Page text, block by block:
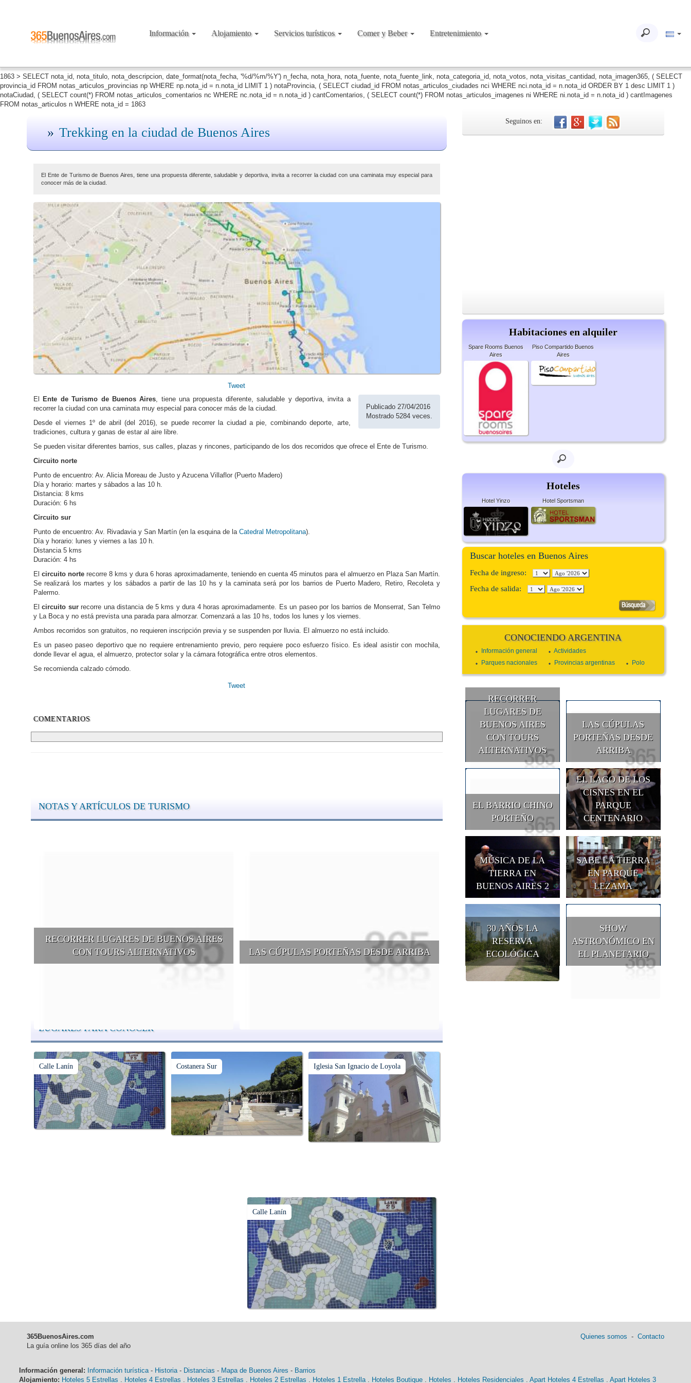
1863 > SELECT nota_id, nota_titulo, nota_descripcion, date_format(nota_fecha, '%d/%m/%Y') n_fecha, nota_hora, nota_fuente, nota_fuente_link, nota_categoria_id, nota_votos, nota_visitas_cantidad, nota_imagen365, ( SELECT
provincia_id FROM notas_articulos_provincias np WHERE np.nota_id = n.nota_id LIMIT 1 ) notaProvincia, ( SELECT ciudad_id FROM notas_articulos_ciudades nci WHERE nci.nota_id = n.nota_id ORDER BY 1 desc LIMIT 1 )
notaCiudad, ( SELECT count(*) FROM notas_articulos_comentarios nc WHERE nc.nota_id = n.nota_id ) cantComentarios, ( SELECT count(*) FROM notas_articulos_imagenes ni WHERE ni.nota_id = n.nota_id ) cantImagenes
FROM notas_articulos n WHERE nota_id = 1863
Información Alojamiento Servicios turísticos Comer y Beber Entretenimiento
Trekking en la ciudad de Buenos Aires
El Ente de Turismo de Buenos Aires, tiene una propuesta diferente, saludable y deportiva, invita a recorrer la ciudad con una caminata muy especial para
conocer más de la ciudad.
Tweet
Publicado 27/04/2016
Mostrado 5284 veces.
ElEnte de Turismo de Buenos Aires , tiene una propuesta diferente, saludable y deportiva, invita a
recorrer la ciudad con una caminata muy especial para conocer más de la ciudad.
Desde el viernes 1º de abril (del 2016), se puede recorrer la ciudad a pie, combinando deporte, arte,
tradiciones, cultura y ganas de estar al aire libre.
Se pueden visitar diferentes barrios, sus calles, plazas y rincones, participando de los dos recorridos que ofrece el Ente de Turismo.
Circuito norte
Punto de encuentro: Av. Alicia Moreau de Justo y Azucena Villaflor (Puerto Madero)
Día y horario: martes y sábados a las 10 h.
Distancia: 8 kms
Duración: 6 hs
Circuito sur
Punto de encuentro: Av. Rivadavia y San Martín (en la esquina de la Catedral Metropolitana).
Día y horario: lunes y viernes a las 10 h.
Distancia 5 kms
Duración: 4 hs
Elcircuito norte recorre 8 kms y dura 6 horas aproximadamente, teniendo en cuenta 45 minutos para el almuerzo en Plaza San Martín.
Se realizará los martes y los sábados a partir de las 10 hs y la caminata será por los barrios de Puerto Madero, Retiro, Recoleta y
Palermo.
Elcircuito surrecorre una distancia de 5 kms y dura 4 horas aproximadamente. Es un paseo por los barrios de Monserrat, San Telmo
y La Boca y no está prevista una parada para almorzar. Comenzará a las 10 hs, todos los lunes y los viernes.
Ambos recorridos son gratuitos, no requieren inscripción previa y se suspenden por lluvia. El almuerzo no está incluido.
Es un paseo paseo deportivo que no requiere entrenamiento previo, pero requiere poco esfuerzo físico. Es ideal asistir con mochila,
donde llevar el agua, el almuerzo, protector solar y la cámara fotográfica entre otros elementos.
Se recomienda calzado cómodo.
Tweet
COMENTARIOS
NOTAS Y ARTÍCULOS DE TURISMO
RECORRER LUGARES DE BUENOS AIRES
CON TOURS ALTERNATIVOS
LAS CÚPULAS PORTEÑAS DESDE ARRIBA
LUGARES PARA CONOCER
Calle Lanín Costanera Sur Iglesia San Ignacio de Loyola
Calle Lanín
Seguinos en:
Habitaciones en alquiler
Spare Rooms Buenos
Aires
Piso Compartido Buenos
Aires
Hoteles
Hotel Yinzo Hotel Sportsman
Buscar hoteles en Buenos Aires
Fecha de ingreso:
Fecha de salida:
CONOCIENDO ARGENTINA
Información general
Actividades
Parques nacionales
Provincias argentinas Polo
RECORRER
LUGARES DE
BUENOS AIRES
CON TOURS
ALTERNATIVOS
LAS CÚPULAS
PORTEÑAS DESDE
ARRIBA
EL BARRIO CHINO
PORTEÑO
EL LAGO DE LOS
CISNES EN EL
PARQUE
CENTENARIO
MÚSICA DE LA
TIERRA EN
BUENOS AIRES 2
SABE LA TIERRA
EN PARQUE
LEZAMA
30 AÑOS LA
RESERVA
ECOLÓGICA
SHOW
ASTRONÓMICO EN
EL PLANETARIO
365BuenosAires.com
La guía online los 365 días del año
Quienes somos - Contacto
Información general: Información turística- Historia- Distancias - Mapa de Buenos Aires - Barrios
Alojamiento: Hoteles 5 Estrellas . Hoteles 4 Estrellas . Hoteles 3 Estrellas . Hoteles 2 Estrellas . Hoteles 1 Estrella. Hoteles Boutique . Hoteles . Hoteles Residenciales . Apart Hoteles 4 Estrellas . Apart Hoteles 3